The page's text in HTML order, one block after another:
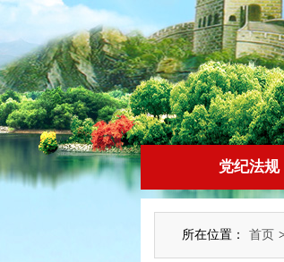
党纪法规
所在位置： 首页